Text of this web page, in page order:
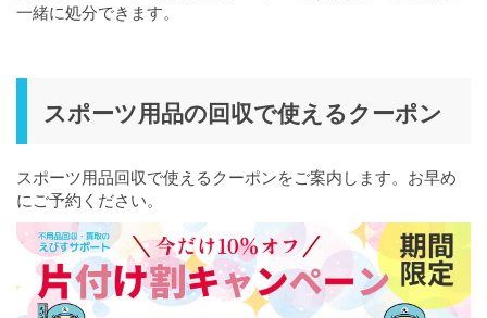
一緒に処分できます。
スポーツ用品の回収で使えるクーポン
スポーツ用品回収で使えるクーポンをご案内します。お早め
にご予約ください。